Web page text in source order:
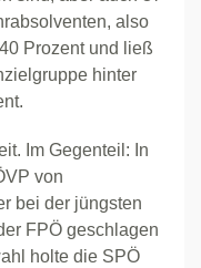
also
Prozent und ließ
hinter
Im Gegenteil: In
von
bei der jüngsten
FPÖ geschlagen
holte die SPÖ